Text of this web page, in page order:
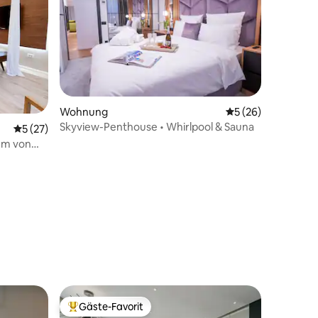
Durchschnittliche Bewertung: 5 von 5, 27 Bewertungen
5 (27)
von
Wohnung Durchschnittliche
5 (26)
Skyview-Penthouse • Whirlpool & Sauna
Beliebter Gäste-Favorit.
Gäste-Favorit